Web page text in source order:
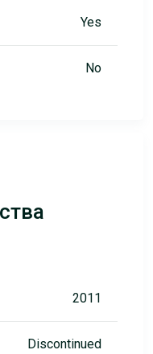
Yes
No
2011
Discontinued